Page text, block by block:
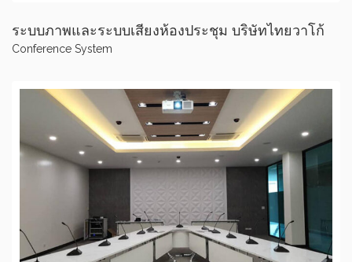
ระบบภาพและระบบเสียงห้องประชุม บริษัทไทยวาโก้
Conference System